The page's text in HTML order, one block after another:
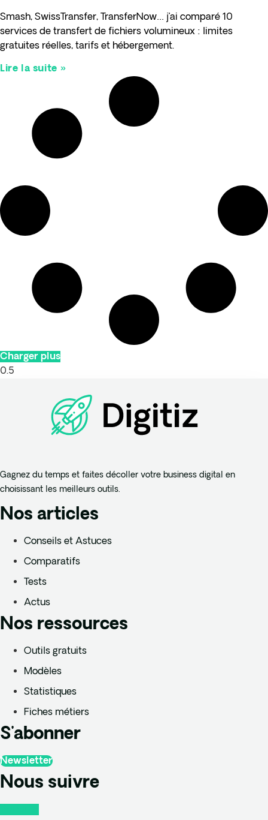
Smash, SwissTransfer, TransferNow… j’ai comparé 10
services de transfert de fichiers volumineux : limites
gratuites réelles, tarifs et hébergement.
Lire la suite »
Charger plus
Gagnez du temps et faites décoller votre business digital en
choisissant les meilleurs outils.
Nos articles
Conseils et Astuces
Comparatifs
Tests
Actus
Nos ressources
Outils gratuits
Modèles
Statistiques
Fiches métiers
S'abonner
Newsletter
Nous suivre